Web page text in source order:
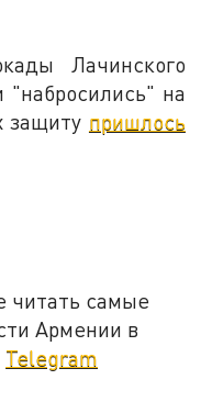
Лачинского
"набросились" на
защиту пришлось
читать самые
Армении в
Telegram